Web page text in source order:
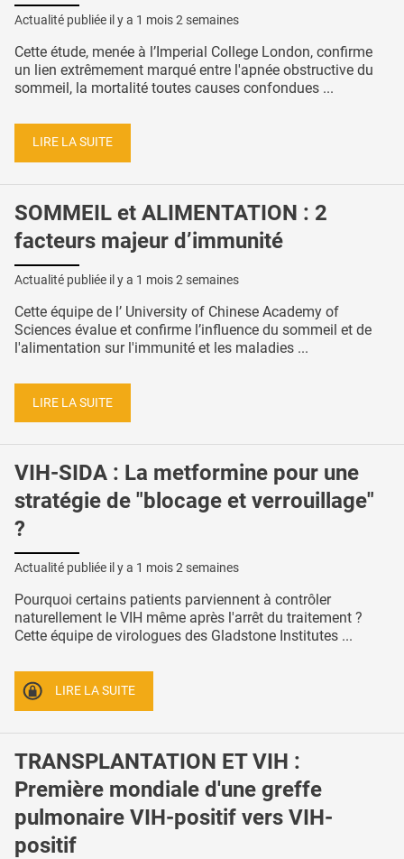
Actualité publiée il y a 1 mois 2 semaines
Cette étude, menée à l’Imperial College London, confirme
un lien extrêmement marqué entre l'apnée obstructive du
sommeil, la mortalité toutes causes confondues ...
LIRE LA SUITE
SOMMEIL et ALIMENTATION : 2
facteurs majeur d’immunité
Actualité publiée il y a 1 mois 2 semaines
Cette équipe de l’ University of Chinese Academy of
Sciences évalue et confirme l’influence du sommeil et de
l'alimentation sur l'immunité et les maladies ...
LIRE LA SUITE
VIH-SIDA : La metformine pour une
stratégie de "blocage et verrouillage"
?
Actualité publiée il y a 1 mois 2 semaines
Pourquoi certains patients parviennent à contrôler
naturellement le VIH même après l'arrêt du traitement ?
Cette équipe de virologues des Gladstone Institutes ...
LIRE LA SUITE
TRANSPLANTATION ET VIH :
Première mondiale d'une greffe
pulmonaire VIH-positif vers VIH-
positif